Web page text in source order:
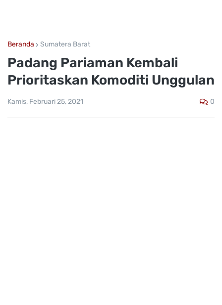
Beranda Sumatera Barat
Padang Pariaman Kembali
Prioritaskan Komoditi Unggulan
Kamis, Februari 25, 2021 0